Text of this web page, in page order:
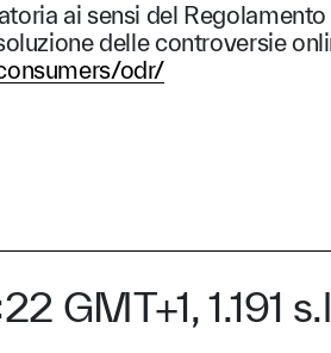
ai sensi del
delle controversie
odr/
22 GMT+1, 1.191